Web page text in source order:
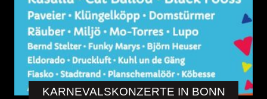
KARNEVALSKONZERTE IN BONN